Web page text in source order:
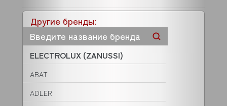
Другие бренды:
ELECTROLUX (ZANUSSI)
ABAT
ADLER